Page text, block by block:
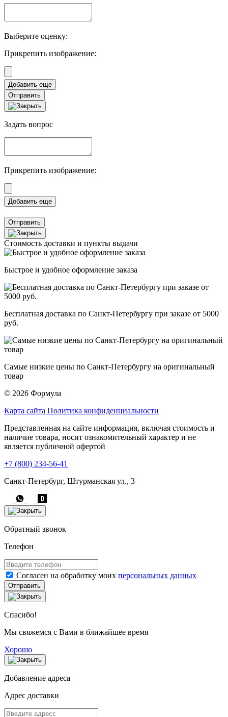
Выберите оценку:
Прикрепить изображение:
Отправить
Задать вопрос
Прикрепить изображение:
Отправить
Стоимость доставки и пункты выдачи
Быстрое и удобное оформление заказа
Бесплатная доставка по Санкт-Петербургу при заказе от 5000
руб.
Самые низкие цены по Санкт-Петербургу на оригинальный
товар
© 2026 Формула
Карта сайта Политика конфиденциальности
Представленная на сайте информация, включая стоимость и
наличие товара, носит ознакомительный характер и не
является публичной офертой
+7 (800) 234-56-41
Санкт-Петербург, Штурманская ул., 3
Обратный звонок
Телефон
Согласен на обработку моих персональных данных
Отправить
Спасибо!
Мы свяжемся с Вами в ближайшее время
Хорошо
Добавление адреса
Адрес доставки